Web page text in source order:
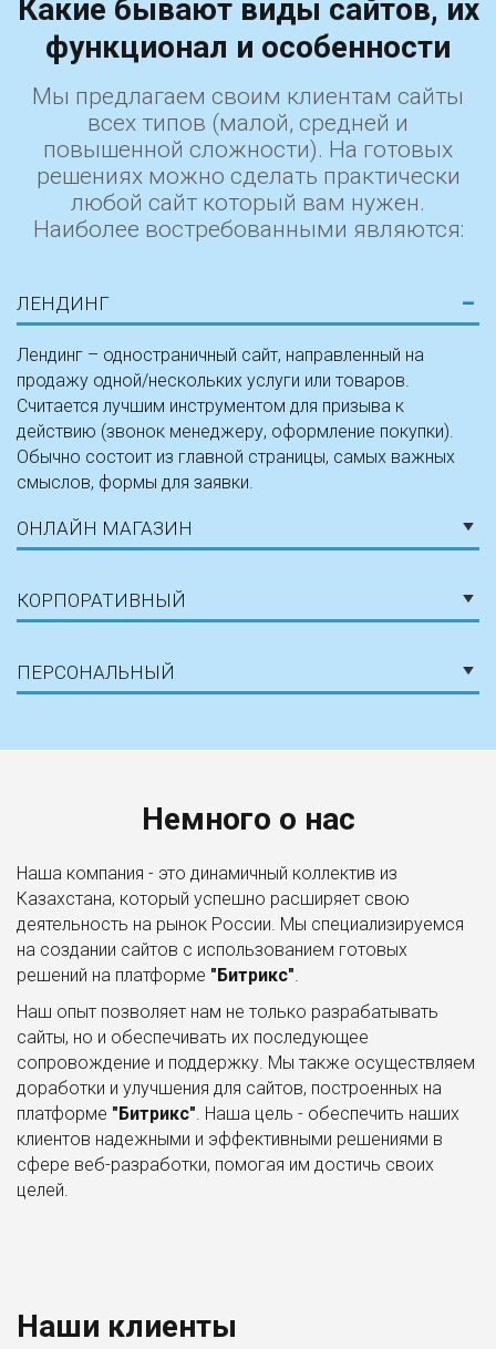
Какие бывают виды сайтов, их
функционал и особенности
Мы предлагаем своим клиентам сайты
всех типов (малой, средней и
повышенной сложности). На готовых
решениях можно сделать практически
любой сайт который вам нужен.
Наиболее востребованными являются:
ЛЕНДИНГ
Лендинг – одностраничный сайт, направленный на
продажу одной/нескольких услуги или товаров.
Считается лучшим инструментом для призыва к
действию (звонок менеджеру, оформление покупки).
Обычно состоит из главной страницы, самых важных
смыслов, формы для заявки.
ОНЛАЙН МАГАЗИН
КОРПОРАТИВНЫЙ
ПЕРСОНАЛЬНЫЙ
Немного о нас
Наша компания - это динамичный коллектив из
Казахстана, который успешно расширяет свою
деятельность на рынок России. Мы специализируемся
на создании сайтов с использованием готовых
решений на платформе "Битрикс".
Наш опыт позволяет нам не только разрабатывать
сайты, но и обеспечивать их последующее
сопровождение и поддержку. Мы также осуществляем
доработки и улучшения для сайтов, построенных на
платформе "Битрикс". Наша цель - обеспечить наших
клиентов надежными и эффективными решениями в
сфере веб-разработки, помогая им достичь своих
целей.
Наши клиенты